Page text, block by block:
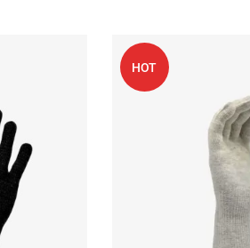
Voeg toe aan mijn wenslijst
Quick View
HOT